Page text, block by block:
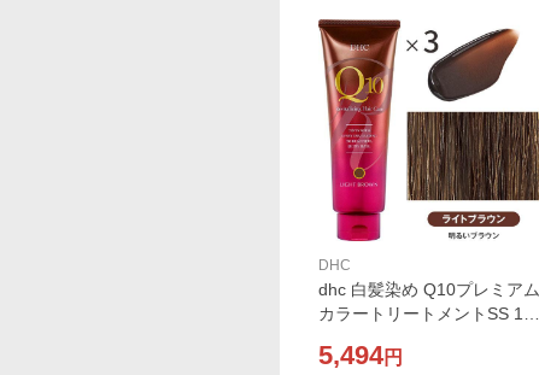
DHC
dhc 白髪染め Q10プレミアム
カラートリートメントSS 15
隠し 毛染め リタッチ ノンシ
5,494円